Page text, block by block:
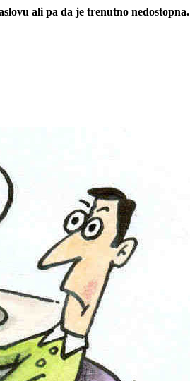
ali pa da je trenutno nedostopna.